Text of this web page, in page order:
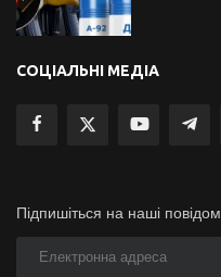
СОЦІАЛЬНІ МЕДІА
Підпишіться на наші